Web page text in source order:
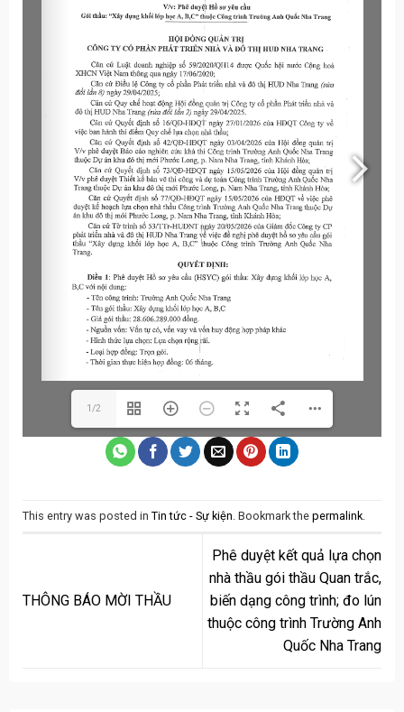
1/2
This entry was posted in Tin tức - Sự kiện . Bookmark the permalink
THÔNG BÁO MỜI THẦU
Phê duyệt kết quả lựa chọn
nhà thầu gói thầu Quan trắc,
biến dạng công trình; đo lún
thuộc công trình Trường Anh
Quốc Nha Trang